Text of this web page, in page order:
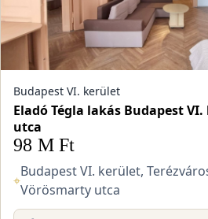
Budapest VI. kerület
Eladó Tégla lakás Budapest
utca
98 M Ft
⌖
Budapest VI. kerület,
Vörösmarty utca